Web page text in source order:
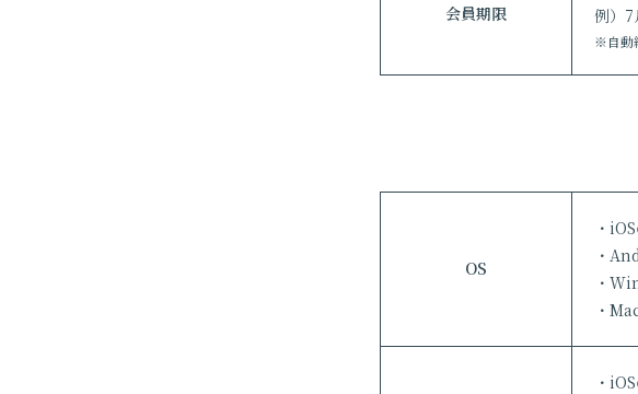
会員期限
例）7
※自動
OS
・
・
・
・
・